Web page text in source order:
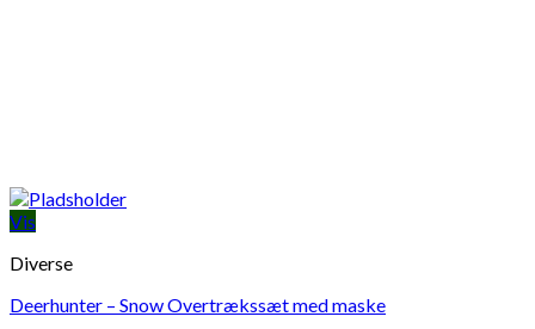
Vis
Diverse
Deerhunter – Snow Overtrækssæt med maske